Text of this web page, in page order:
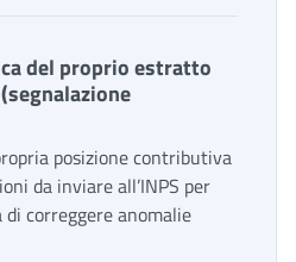
del proprio estratto
posizione contributiva
da inviare all’INPS per
correggere anomalie